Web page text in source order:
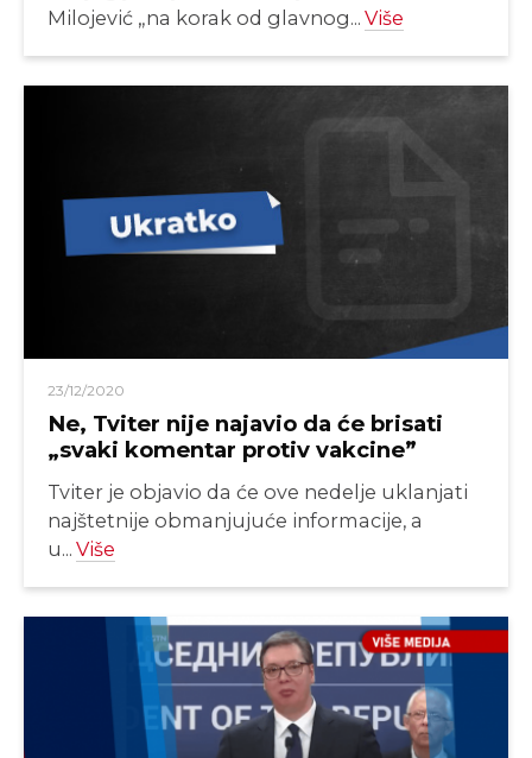
Milojević „na korak od glavnog... Više
23/12/2020
Ne, Tviter nije najavio da će brisati
„svaki komentar protiv vakcine”
Tviter je objavio da će ove nedelje uklanjati
najštetnije obmanjujuće informacije, a
u... Više